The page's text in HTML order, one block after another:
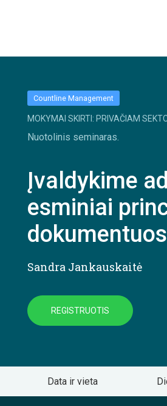
Countline Management
MOKYMAI SKIRTI: PRIVAČIAM
Nuotolinis seminaras.
Įvaldykime
esminiai
Sandra Jankauskaitė
REGISTRUOTIS
Data ir vieta